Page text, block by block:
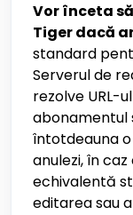
Vor înceta
Tiger dacă
standard
Serverul de
rezolve URL-
abonamentul
întotdeauna
anulezi, în
echivalentă
editarea sau